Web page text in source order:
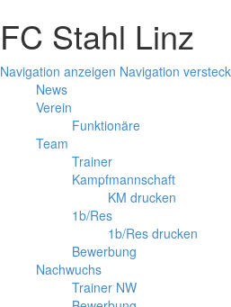
FC Stahl Linz
Navigation anzeigen Navigation
News
Verein
Funktionäre
Team
Trainer
Kampfmannschaft
KM drucken
1b/Res
1b/Res drucken
Bewerbung
Nachwuchs
Trainer NW